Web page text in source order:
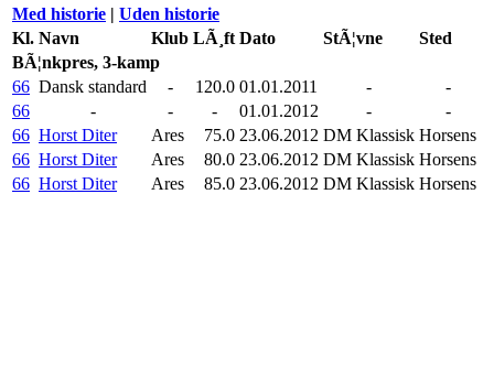
Med historie | Uden historie
Kl. Navn Klub LÃ¸ft Dato StÃ¦vne
Sted
BÃ¦nkpres, 3-kamp
66 Dansk standard - 120.0 01.01.2011 -
-
66
- - - 01.01.2012 -
-
66 Horst Diter Ares 75.0 23.06.2012 DM Klassisk Horsens
66 Horst Diter Ares 80.0 23.06.2012 DM Klassisk Horsens
66 Horst Diter Ares 85.0 23.06.2012 DM Klassisk Horsens